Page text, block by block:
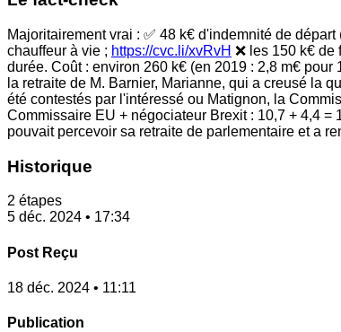
Majoritairement vrai : ✅ 48 k€ d'indemnité de
chauffeur à vie ; https://cvc.li/xvRvH ❌ les 150 k€
durée. Coût : environ 260 k€ (en 2019 : 2,8 m€ pour
la retraite de M. Barnier, Marianne, qui a creusé la
été contestés par l'intéressé ou Matignon, la
Commissaire EU + négociateur Brexit : 10,7 + 4,4 =
pouvait percevoir sa retraite de parlementaire et a
Historique
2 étapes
5 déc. 2024 • 17:34
Post Reçu
18 déc. 2024 • 11:11
Publication